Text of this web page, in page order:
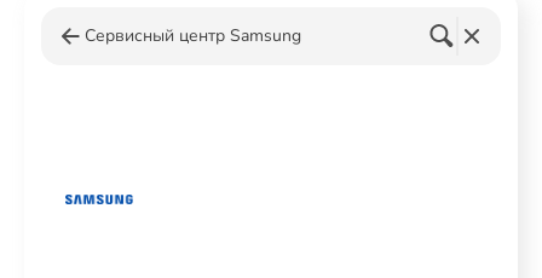
Сервисный центр Samsung